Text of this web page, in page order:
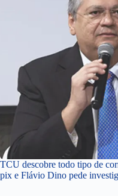
TCU descobre todo tipo de
pix e Flávio Dino pede